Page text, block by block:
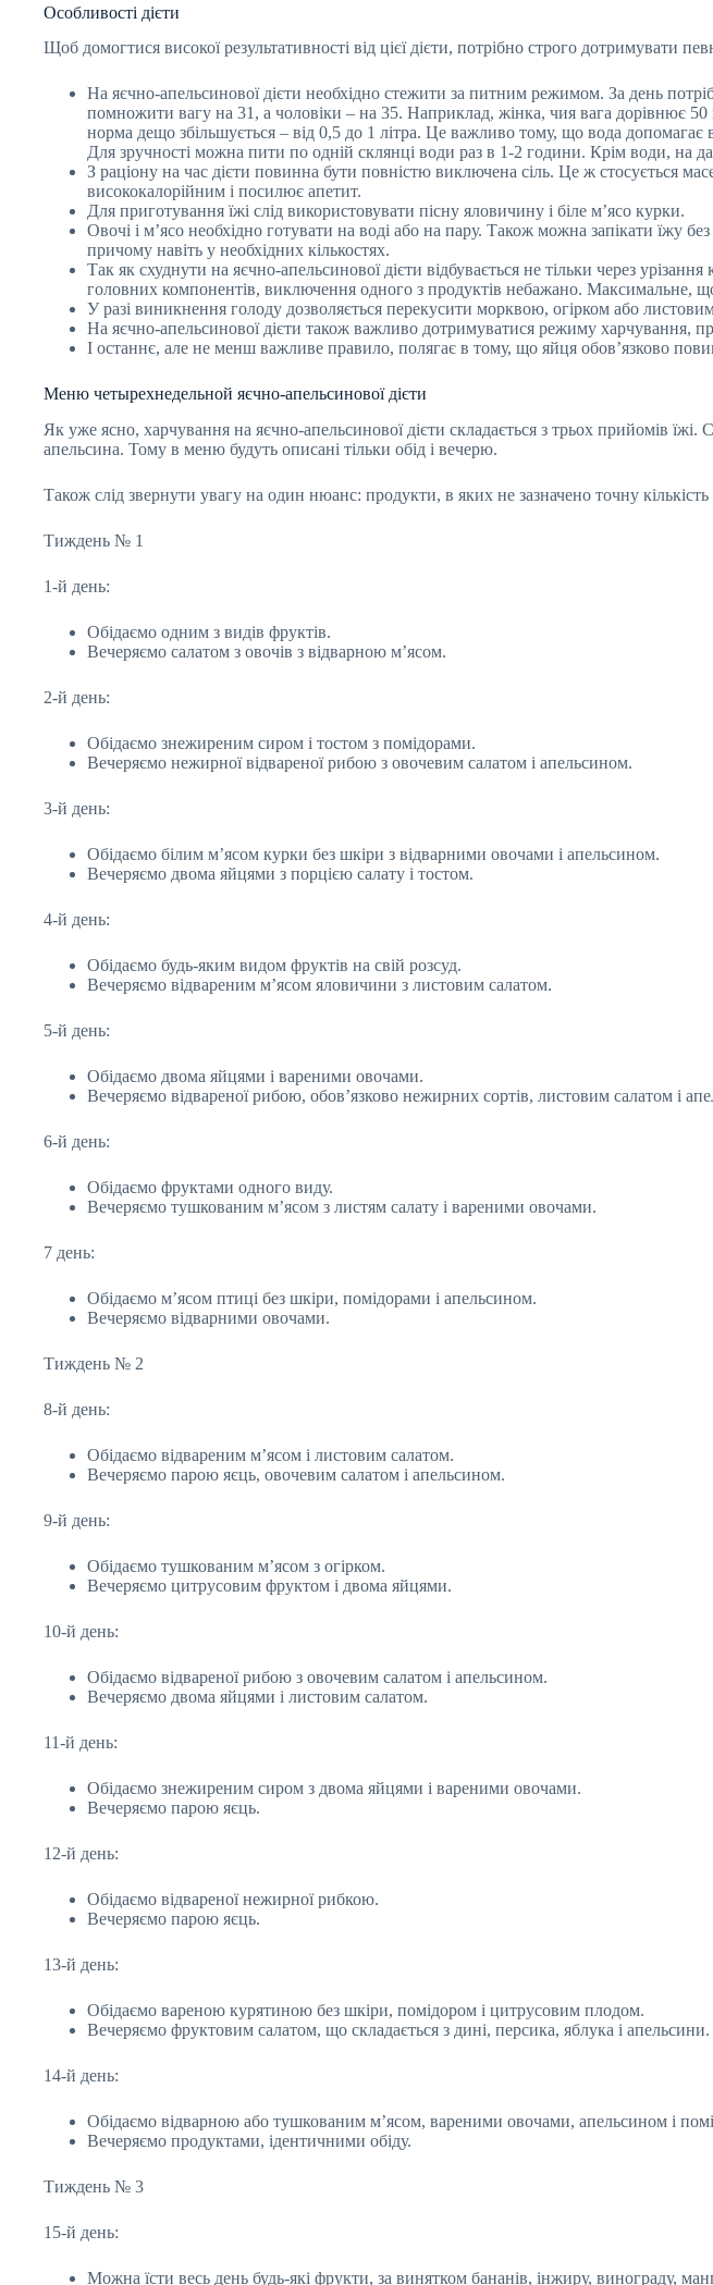
Особливості дієти
Щоб домогтися високої результативності від цієї дієти, потрібно строго дотримувати
На яєчно-апельсинової дієти необхідно стежити за питним режимом. За день
помножити вагу на 31, а чоловіки – на 35. Наприклад, жінка, чия вага дорівнює
норма дещо збільшується – від 0,5 до 1 літра. Це важливо тому, що вода допомагає
Для зручності можна пити по одній склянці води раз в 1-2 години. Крім води, на
З раціону на час дієти повинна бути повністю виключена сіль. Це ж стосується
висококалорійним і посилює апетит.
Для приготування їжі слід використовувати пісну яловичину і біле м’ясо курки.
Овочі і м’ясо необхідно готувати на воді або на пару. Також можна запікати їжу
причому навіть у необхідних кількостях.
Так як схуднути на яєчно-апельсинової дієти відбувається не тільки через
головних компонентів, виключення одного з продуктів небажано. Максимальне,
У разі виникнення голоду дозволяється перекусити морквою, огірком або
На яєчно-апельсинової дієти також важливо дотримуватися режиму харчування,
І останнє, але не менш важливе правило, полягає в тому, що яйця обов’язково
Меню четырехнедельной яєчно-апельсинової дієти
Як уже ясно, харчування на яєчно-апельсинової дієти складається з трьох прийомів
апельсина. Тому в меню будуть описані тільки обід і вечерю.
Також слід звернути увагу на один нюанс: продукти, в яких не зазначено точну
Тиждень № 1
1-й день:
Обідаємо одним з видів фруктів.
Вечеряємо салатом з овочів з відварною м’ясом.
2-й день:
Обідаємо знежиреним сиром і тостом з помідорами.
Вечеряємо нежирної відвареної рибою з овочевим салатом і апельсином.
3-й день:
Обідаємо білим м’ясом курки без шкіри з відварними овочами і апельсином.
Вечеряємо двома яйцями з порцією салату і тостом.
4-й день:
Обідаємо будь-яким видом фруктів на свій розсуд.
Вечеряємо відвареним м’ясом яловичини з листовим салатом.
5-й день:
Обідаємо двома яйцями і вареними овочами.
Вечеряємо відвареної рибою, обов’язково нежирних сортів, листовим салатом і
6-й день:
Обідаємо фруктами одного виду.
Вечеряємо тушкованим м’ясом з листям салату і вареними овочами.
7 день:
Обідаємо м’ясом птиці без шкіри, помідорами і апельсином.
Вечеряємо відварними овочами.
Тиждень № 2
8-й день:
Обідаємо відвареним м’ясом і листовим салатом.
Вечеряємо парою яєць, овочевим салатом і апельсином.
9-й день:
Обідаємо тушкованим м’ясом з огірком.
Вечеряємо цитрусовим фруктом і двома яйцями.
10-й день:
Обідаємо відвареної рибою з овочевим салатом і апельсином.
Вечеряємо двома яйцями і листовим салатом.
11-й день:
Обідаємо знежиреним сиром з двома яйцями і вареними овочами.
Вечеряємо парою яєць.
12-й день:
Обідаємо відвареної нежирної рибкою.
Вечеряємо парою яєць.
13-й день:
Обідаємо вареною курятиною без шкіри, помідором і цитрусовим плодом.
Вечеряємо фруктовим салатом, що складається з дині, персика, яблука і апельсини.
14-й день:
Обідаємо відварною або тушкованим м’ясом, вареними овочами, апельсином і
Вечеряємо продуктами, ідентичними обіду.
Тиждень № 3
15-й день:
Можна їсти весь день будь-які фрукти, за винятком бананів, інжиру, винограду,